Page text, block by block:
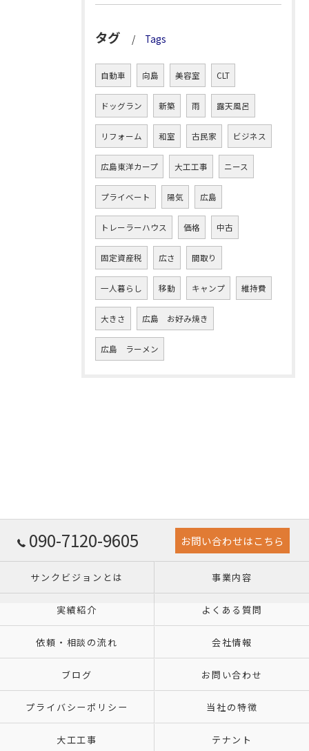
タグ Tags
自動車 向島 美容室 CLT
ドッグラン 新築 雨 露天風呂
リフォーム 和室 古民家 ビジネス
広島東洋カープ 大工工事 ニース
プライベート 陽気 広島
トレーラーハウス 価格 中古
固定資産税 広さ 間取り
一人暮らし 移動 キャンプ 維持費
大きさ 広島 お好み焼き
広島 ラーメン
090-7120-9605 お問い合わせはこちら
サンクビジョンとは 事業内容
実績紹介 よくある質問
依頼・相談の流れ 会社情報
ブログ お問い合わせ
プライバシーポリシー 当社の特徴
大工工事 テナント